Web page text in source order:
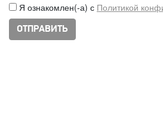
Я ознакомлен(-а) с Политикой